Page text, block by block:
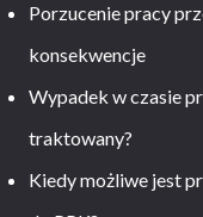
Porzucenie pracy
konsekwencje
Wypadek w czasie
traktowany?
Kiedy możliwe jest